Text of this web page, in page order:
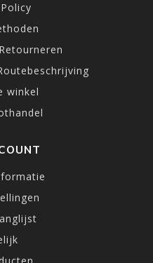
winkel